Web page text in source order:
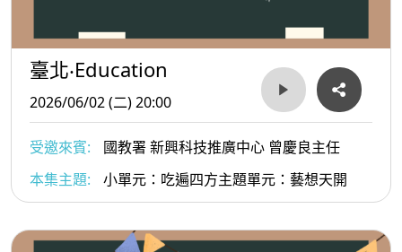
臺北‧Education
2026/06/02 (二) 20:00
受邀來賓:
國教署 新興科技推廣中心 曾慶良主任
本集主題:
小單元：吃遍四方主題單元：藝想天開